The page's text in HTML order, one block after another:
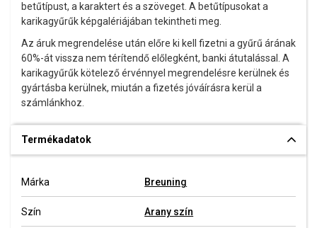
betűtípust, a karaktert és a szöveget. A betűtípusokat a
karikagyűrűk képgalériájában tekintheti meg.
Az áruk megrendelése után előre ki kell fizetni a gyűrű árának
60%-át vissza nem térítendő előlegként, banki átutalással. A
karikagyűrűk kötelező érvénnyel megrendelésre kerülnek és
gyártásba kerülnek, miután a fizetés jóváírásra kerül a
számlánkhoz.
Termékadatok
Márka Breuning
Szín Arany szín